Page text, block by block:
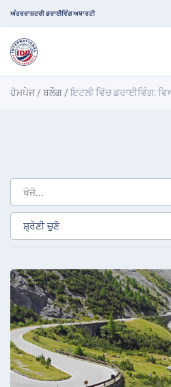
ਅੰਤਰਰਾਸ਼ਟਰੀ ਡਰਾਈਵਿੰਗ ਅਥਾਰਟੀ
ਹੋਮਪੇਜ/ਬਲੌਗ /ਇਟਲੀ ਵਿੱਚ ਡਰਾਈਵਿੰਗ: